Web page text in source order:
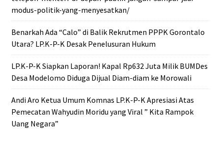
modus-politik-yang-menyesatkan/
Benarkah Ada “Calo” di Balik Rekrutmen PPPK Gorontalo
Utara? LP.K-P-K Desak Penelusuran Hukum
LP.K-P-K Siapkan Laporan! Kapal Rp632 Juta Milik BUMDes
Desa Modelomo Diduga Dijual Diam-diam ke Morowali
Andi Aro Ketua Umum Komnas LP.K-P-K Apresiasi Atas
Pemecatan Wahyudin Moridu yang Viral ” Kita Rampok
Uang Negara”